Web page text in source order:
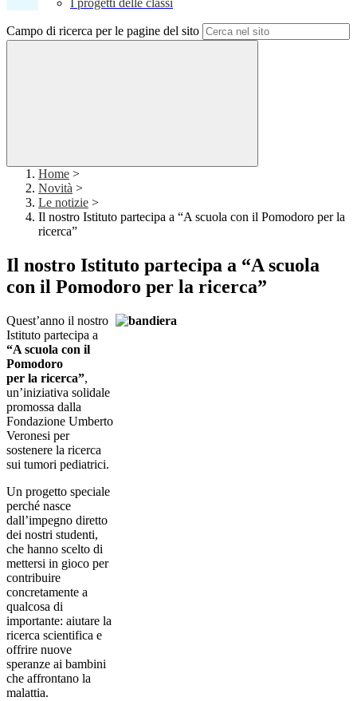
I progetti delle classi
Campo di ricerca per le pagine del sito
Home >
Novità >
Le notizie >
Il nostro Istituto partecipa a “A scuola con il Pomodoro per la
ricerca”
Il nostro Istituto partecipa a “A scuola
con il Pomodoro per la ricerca”
Quest’anno il nostro
Istituto partecipa a
“A scuola con il
Pomodoro
per la ricerca”,
un’iniziativa solidale
promossa dalla
Fondazione Umberto
Veronesi per
sostenere la ricerca
sui tumori pediatrici.
Un progetto speciale
perché nasce
dall’impegno diretto
dei nostri studenti,
che hanno scelto di
mettersi in gioco per
contribuire
concretamente a
qualcosa di
importante: aiutare la
ricerca scientifica e
offrire nuove
speranze ai bambini
che affrontano la
malattia.